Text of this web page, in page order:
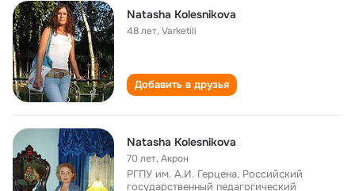
Natasha Kolesnikova
48 лет,Varketili
Добавить в друзья
Natasha Kolesnikova
70 лет,Акрон
РГПУ им. А.И. Герцена, Российский
государственный педагогический